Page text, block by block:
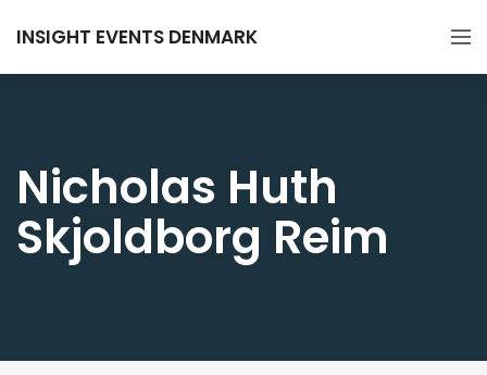
INSIGHT EVENTS DENMARK
Nicholas Huth
Skjoldborg Reim